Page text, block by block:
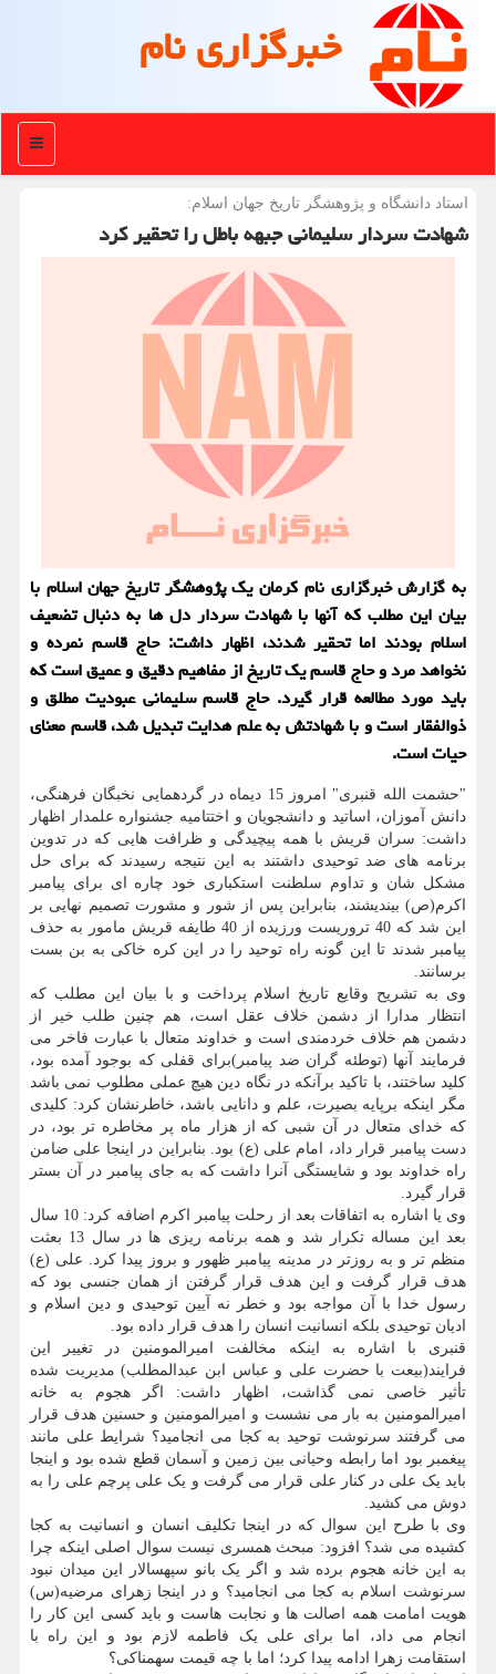
خبرگزاری نام
منو
استاد دانشگاه و پژوهشگر تاریخ جهان اسلام:
شهادت سردار سلیمانی جبهه باطل را تحقیر كرد
به گزارش خبرگزاری نام کرمان یک پژوهشگر تاریخ جهان اسلام با
بیان این مطلب که آنها با شهادت سردار دل ها به دنبال تضعیف
اسلام بودند اما تحقیر شدند، اظهار داشت: حاج قاسم نمرده و
نخواهد مرد و حاج قاسم یک تاریخ از مفاهیم دقیق و عمیق است که
باید مورد مطالعه قرار گیرد. حاج قاسم سلیمانی عبودیت مطلق و
ذوالفقار است و با شهادتش به علم هدایت تبدیل شد، قاسم معنای
حیات است.
"حشمت الله قنبری" امروز 15 دیماه در گردهمایی نخبگان فرهنگی،
دانش آموزان، اساتید و دانشجویان و اختتامیه جشنواره علمدار اظهار
داشت: سران قریش با همه پیچیدگی و ظرافت هایی که در تدوین
برنامه های ضد توحیدی داشتند به این نتیجه رسیدند که برای حل
مشکل شان و تداوم سلطنت استکباری خود چاره ای برای پیامبر
اکرم(ص) بیندیشند، بنابراین پس از شور و مشورت تصمیم نهایی بر
این شد که 40 تروریست ورزیده از 40 طایفه قریش مامور به حذف
پیامبر شدند تا این گونه راه توحید را در این کره خاکی به بن بست
برسانند.
وی به تشریح وقایع تاریخ اسلام پرداخت و با بیان این مطلب که
انتظار مدارا از دشمن خلاف عقل است، هم چنین طلب خیر از
دشمن هم خلاف خردمندی است و خداوند متعال با عبارت فاخر می
فرمایند آنها (توطئه گران ضد پیامبر)برای قفلی که بوجود آمده بود،
کلید ساختند، با تاکید برآنکه در نگاه دین هیچ عملی مطلوب نمی باشد
مگر اینکه برپایه بصیرت، علم و دانایی باشد، خاطرنشان کرد: کلیدی
که خدای متعال در آن شبی که از هزار ماه پر مخاطره تر بود، در
دست پیامبر قرار داد، امام علی (ع) بود. بنابراین در اینجا علی ضامن
راه خداوند بود و شایستگی آنرا داشت که به جای پیامبر در آن بستر
قرار گیرد.
وی یا اشاره به اتفاقات بعد از رحلت پیامبر اکرم اضافه کرد: 10 سال
بعد این مساله تکرار شد و همه برنامه ریزی ها در سال 13 بعثت
منظم تر و به روزتر در مدینه پیامبر ظهور و بروز پیدا کرد. علی (ع)
هدف قرار گرفت و این هدف قرار گرفتن از همان جنسی بود که
رسول خدا با آن مواجه بود و خطر نه آیین توحیدی و دین اسلام و
ادیان توحیدی بلکه انسانیت انسان را هدف قرار داده بود.
قنبری با اشاره به اینکه مخالفت امیرالمومنین در تغییر این
فرایند(بیعت با حضرت علی و عباس ابن عبدالمطلب) مدیریت شده
تأثیر خاصی نمی گذاشت، اظهار داشت: اگر هجوم به خانه
امیرالمومنین به بار می نشست و امیرالمومنین و حسنین هدف قرار
می گرفتند سرنوشت توحید به کجا می انجامید؟ شرایط علی مانند
پیغمبر بود اما رابطه وحیانی بین زمین و آسمان قطع شده بود و اینجا
باید یک علی در کنار علی قرار می گرفت و یک علی پرچم علی را به
دوش می کشید.
وی با طرح این سوال که در اینجا تکلیف انسان و انسانیت به کجا
کشیده می شد؟ افزود: مبحث همسری نیست سوال اصلی اینکه چرا
به این خانه هجوم برده شد و اگر یک بانو سپهسالار این میدان نبود
سرنوشت اسلام به کجا می انجامید؟ و در اینجا زهرای مرضیه(س)
هویت امامت همه اصالت ها و نجابت هاست و باید کسی این کار را
انجام می داد، اما برای علی یک فاطمه لازم بود و این راه با
استقامت زهرا ادامه پیدا کرد؛ اما با چه قیمت سهمناکی؟